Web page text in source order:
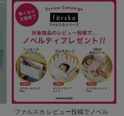
ファルスカ レビュー投稿でノベル